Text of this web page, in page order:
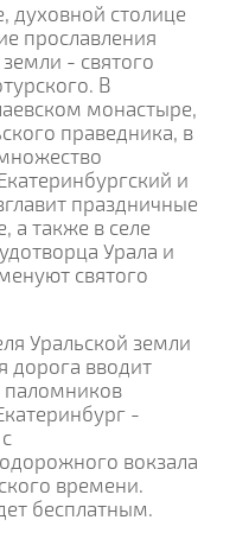
духовной столице
прославления
- святого
В
монастыре,
праведника, в
и
праздничные
а также в селе
Урала и
святого
Уральской земли
дорога вводит
паломников
-
вокзала
времени.
бесплатным.